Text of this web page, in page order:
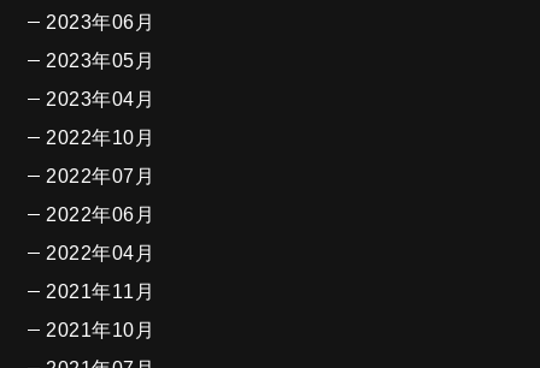
2023年06月
2023年05月
2023年04月
2022年10月
2022年07月
2022年06月
2022年04月
2021年11月
2021年10月